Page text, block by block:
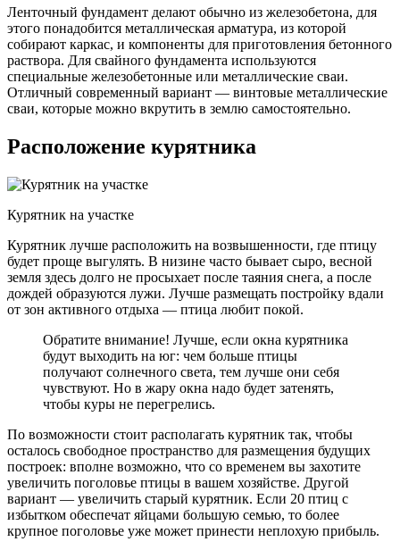
Ленточный фундамент делают обычно из железобетона, для
этого понадобится металлическая арматура, из которой
собирают каркас, и компоненты для приготовления бетонного
раствора. Для свайного фундамента используются
специальные железобетонные или металлические сваи.
Отличный современный вариант — винтовые металлические
сваи, которые можно вкрутить в землю самостоятельно.
Расположение курятника
Курятник на участке
Курятник лучше расположить на возвышенности, где птицу
будет проще выгулять. В низине часто бывает сыро, весной
земля здесь долго не просыхает после таяния снега, а после
дождей образуются лужи. Лучше размещать постройку вдали
от зон активного отдыха — птица любит покой.
Обратите внимание! Лучше, если окна курятника
будут выходить на юг: чем больше птицы
получают солнечного света, тем лучше они себя
чувствуют. Но в жару окна надо будет затенять,
чтобы куры не перегрелись.
По возможности стоит располагать курятник так, чтобы
осталось свободное пространство для размещения будущих
построек: вполне возможно, что со временем вы захотите
увеличить поголовье птицы в вашем хозяйстве. Другой
вариант — увеличить старый курятник. Если 20 птиц с
избытком обеспечат яйцами большую семью, то более
крупное поголовье уже может принести неплохую прибыль.